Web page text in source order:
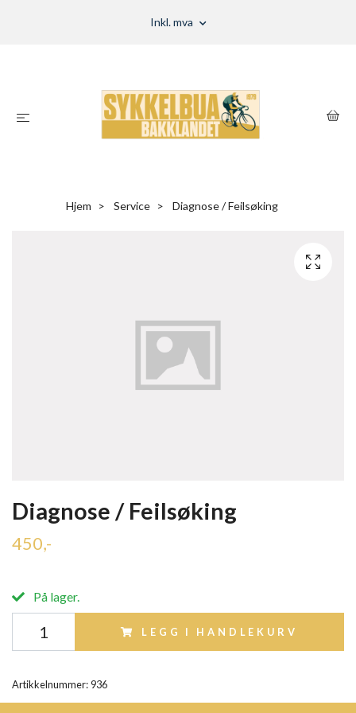
Inkl. mva
Hjem Service Diagnose / Feilsøking
Diagnose / Feilsøking
450,-
På lager.
LEGG I HANDLEKURV
Artikkelnummer:936